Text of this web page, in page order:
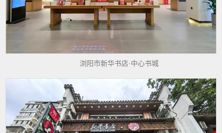
浏阳市新华书店·中心书城